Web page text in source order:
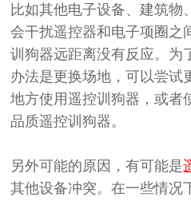
比如其他电子设备、建筑物
会干扰遥控器和电子项圈之
训狗器远距离没有反应。为
办法是更换场地，可以尝试
地方使用遥控训狗器，或者
品质遥控训狗器。
另外可能的原因，有可能是
其他设备冲突。在一些情况